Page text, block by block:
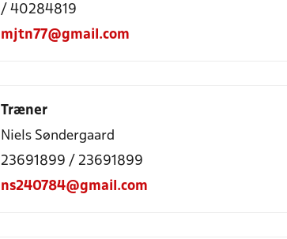
/ 40284819
mjtn77@gmail.com
Træner
Niels Søndergaard
23691899 / 23691899
ns240784@gmail.com